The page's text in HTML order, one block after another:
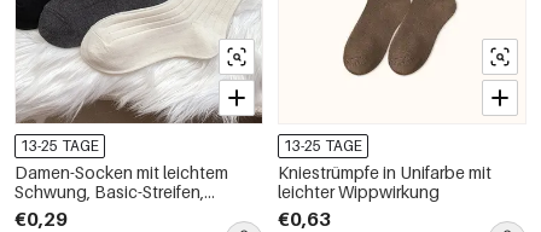
13-25 TAGE
Damen-Socken mit leichtem
Schwung, Basic-Streifen,
mittelhoch
€0,29
13-25 TAGE
Kniestrümpfe in Unifarbe mit
leichter Wippwirkung
€0,63